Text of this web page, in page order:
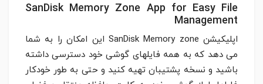
SanDisk Memory Zone App for Easy File
Management
اپلیکیشن SanDisk Memory zone این امکان را به شما
می دهد که به همه فایلهای گوشی خود دسترسی داشته
باشید و نسخه پشتیبان تهیه کنید و حتی به طور خودکار